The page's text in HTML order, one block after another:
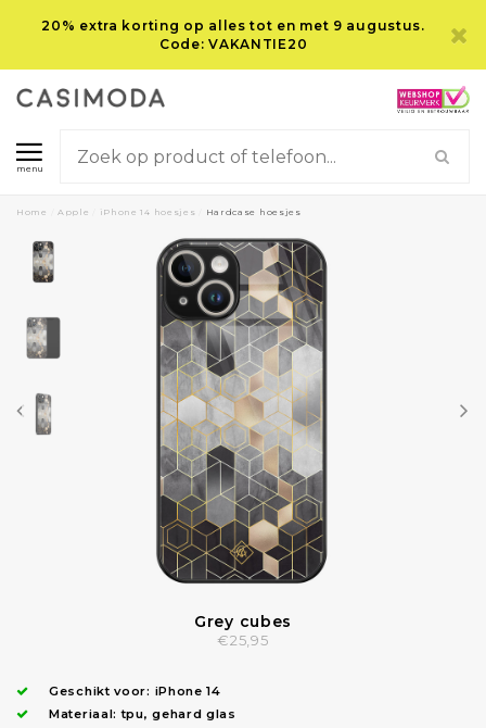
20% extra korting op alles tot en met 9 augustus.
Code: VAKANTIE20
menu
Home Apple iPhone 14 hoesjes Hardcase hoesjes
Grey cubes
€25,95
Geschikt voor: iPhone 14
Materiaal: tpu, gehard glas